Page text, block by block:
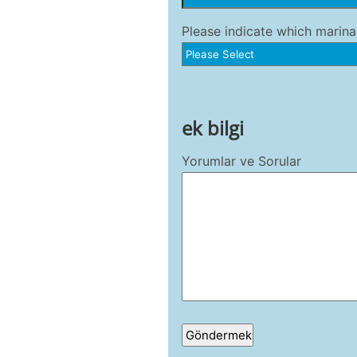
Please indicate which
ek bilgi
Yorumlar ve Sorular